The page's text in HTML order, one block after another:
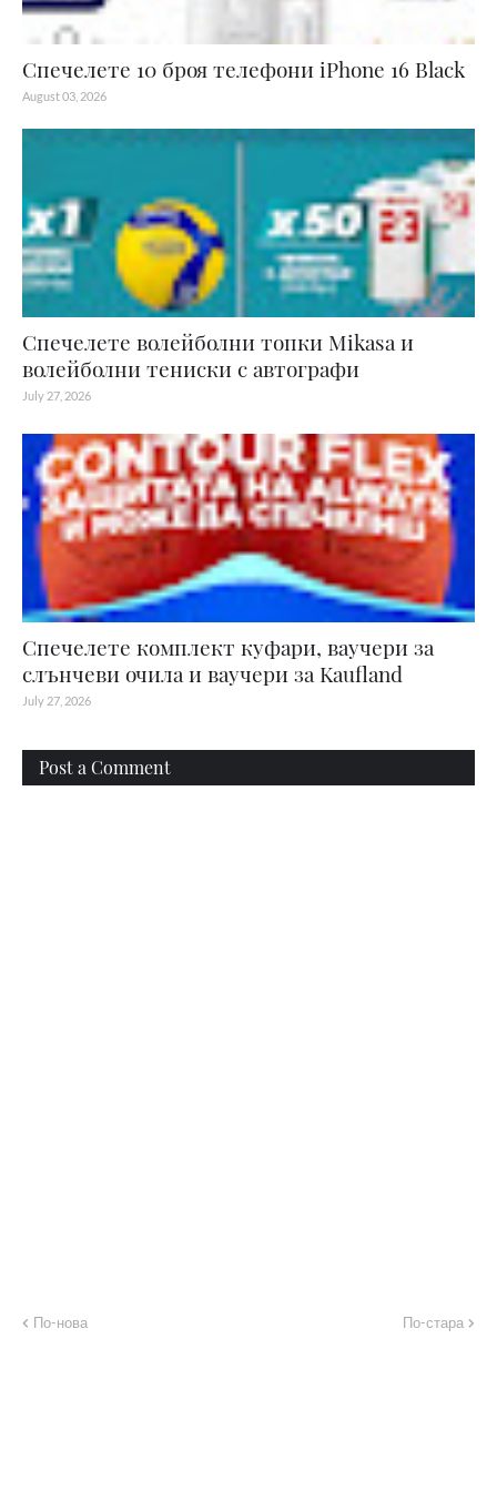
Спечелете 10 броя телефони iPhone 16 Black
August 03, 2026
Спечелете волейболни топки Mikasa и
волейболни тениски с автографи
July 27, 2026
Спечелете комплект куфари, ваучери за
слънчеви очила и ваучери за Kaufland
July 27, 2026
Post a Comment
По-нова По-стара